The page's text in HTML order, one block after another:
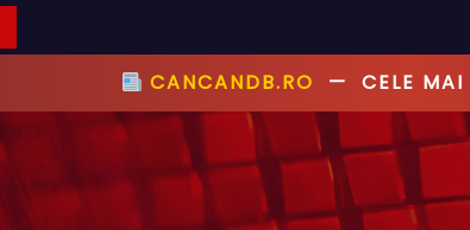
CANCANDB.RO—PRIMUL CU